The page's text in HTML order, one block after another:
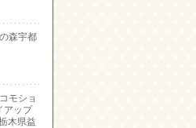
森宇都
モショ
アップ
木県益